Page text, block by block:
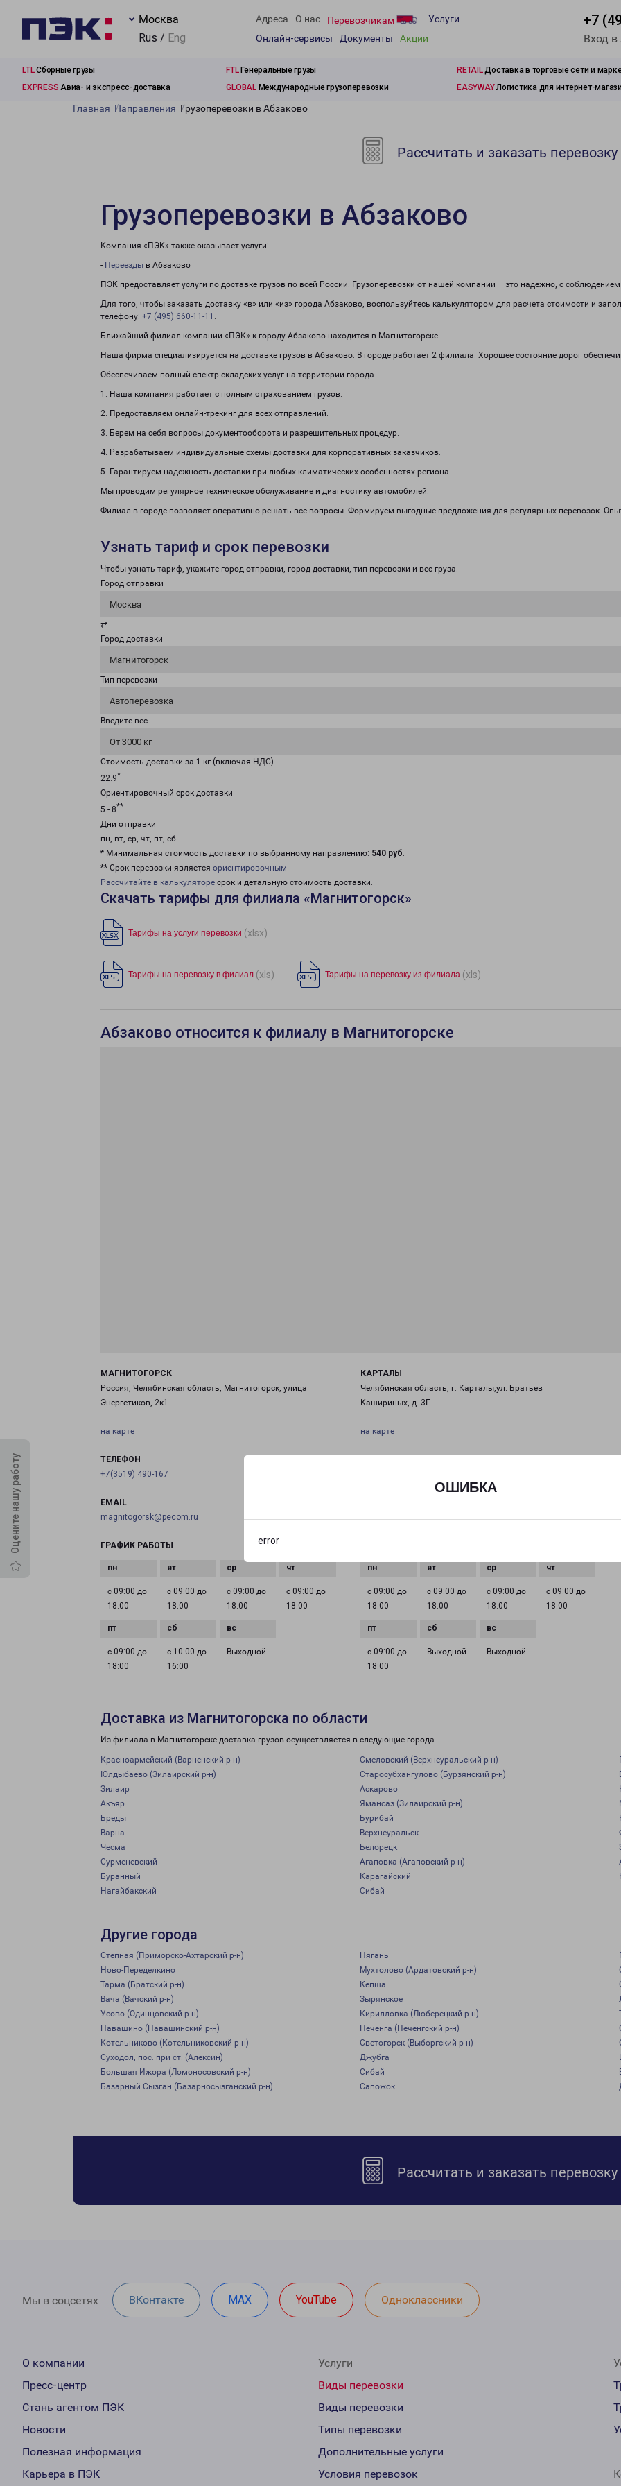
ОШИБКА
error
Москва
Rus / Eng
Адреса О нас Перевозчикам
Услуги
Онлайн-сервисы
Документы Акции
+7
Вход
LTLСборные грузы FTLГенеральные грузы RETAILДоставка в торговые сети и
EXPRESS Авиа- и экспресс-доставка GLOBALМеждународные грузоперевозки EASYWAYЛогистика для интернет-
Оцените нашу работу
Главная Направления Грузоперевозки в Абзаково
Рассчитать и заказать перевозку
Грузоперевозки в Абзаково
Компания «ПЭК» также оказывает услуги:
- Переезды в Абзаково
ПЭК предоставляет услуги по доставке грузов по всей России. Грузоперевозки от нашей компании – это надежно, с
Для того, чтобы заказать доставку «в» или «из» города Абзаково, воспользуйтесь калькулятором для расчета стоимости и
телефону: +7 (495) 660-11-11 .
Ближайший филиал компании «ПЭК» к городу Абзаково находится в Магнитогорске.
Наша фирма специализируется на доставке грузов в Абзаково. В городе работает 2 филиала. Хорошее состояние дорог
Обеспечиваем полный спектр складских услуг на территории города.
1. Наша компания работает с полным страхованием грузов.
2. Предоставляем онлайн-трекинг для всех отправлений.
3. Берем на себя вопросы документооборота и разрешительных процедур.
4. Разрабатываем индивидуальные схемы доставки для корпоративных заказчиков.
5. Гарантируем надежность доставки при любых климатических особенностях региона.
Мы проводим регулярное техническое обслуживание и диагностику автомобилей.
Филиал в городе позволяет оперативно решать все вопросы. Формируем выгодные предложения для регулярных перевозок.
Узнать тариф и срок перевозки
Чтобы узнать тариф, укажите город отправки, город доставки, тип перевозки и вес груза.
Город отправки
Москва
⇄
Город доставки
Магнитогорск
Тип перевозки
Автоперевозка
Введите вес
От 3000 кг
Стоимость доставки за 1 кг (включая НДС)
22.9*
Ориентировочный срок доставки
5 - 8**
Дни отправки
пн, вт, ср, чт, пт, сб
* Минимальная стоимость доставки по выбранному направлению: 540 руб.
** Срок перевозки является ориентировочным
Рассчитайте в калькуляторе срок и детальную стоимость доставки.
Скачать тарифы для филиала «Магнитогорск»
Тарифы на услуги перевозки (xlsx)
Тарифы на перевозку в филиал (xls) Тарифы на перевозку из филиала (xls)
Абзаково относится к филиалу в Магнитогорске
МАГНИТОГОРСК
Россия, Челябинская область, Магнитогорск, улица
Энергетиков, 2к1
на карте
ТЕЛЕФОН
+7(3519) 490-167
EMAIL
magnitogorsk@pecom.ru
ГРАФИК РАБОТЫ
с 09:00 до
18:00
с 09:00 до
18:00
с 09:00 до
18:00
с 09:00 до
18:00
с 09:00 до
18:00
с 10:00 до
16:00
Выходной
КАРТАЛЫ
Челябинская область, г. Карталы,ул. Братьев
Кашириных, д. 3Г
на карте
kartali-fr@pecom.ru
с 09:00 до
18:00
с 09:00 до
18:00
с 09:00 до
18:00
с 09:00 до
18:00
с 09:00 до
18:00
Выходной Выходной
Доставка из Магнитогорска по области
Из филиала в Магнитогорске доставка грузов осуществляется в следующие города:
Красноармейский (Варненский р-н) Смеловский (Верхнеуральский р-н)
Юлдыбаево (Зилаирский р-н)
Старосубхангулово (Бурзянский р-н)
Зилаир
Аскарово
Акъяр
Ямансаз (Зилаирский р-н)
Бреды
Бурибай
Варна
Верхнеуральск
Чесма
Белорецк
Сурменевский
Агаповка (Агаповский р-н)
Буранный
Карагайский
Нагайбакский
Сибай
Другие города
Степная (Приморско-Ахтарский р-н) Нягань
Ново-Переделкино
Мухтолово (Ардатовский р-н)
Тарма (Братский р-н)
Кепша
Вача (Вачский р-н)
Зырянское
Усово (Одинцовский р-н)
Кирилловка (Люберецкий р-н)
Навашино (Навашинский р-н)
Печенга (Печенгский р-н)
Котельниково (Котельниковский р-н)
Светогорск (Выборгский р-н)
Суходол, пос. при ст. (Алексин)
Джубга
Большая Ижора (Ломоносовский р-н)
Сибай
Базарный Сызган (Базарносызганский р-н)
Сапожок
Рассчитать и заказать перевозку
Мы в соцсетях ВКонтакте MAX YouTube Одноклассники
О компании
Пресс-центр
Стань агентом ПЭК
Новости
Полезная информация
Карьера в ПЭК
Услуги
Виды перевозки
Виды перевозки
Типы перевозки
Дополнительные услуги
Условия перевозок